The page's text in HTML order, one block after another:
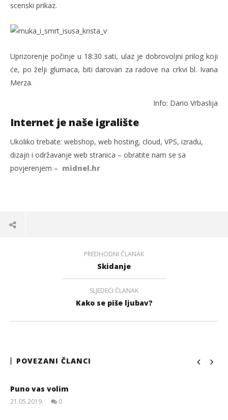
scenski prikaz.
Uprizorenje počinje u 18:30 sati, ulaz je dobrovoljni prilog koji
će, po želji glumaca, biti darovan za radove na crkvi bl. Ivana
Merza.
Info: Dario Vrbaslija
Internet je naše igralište
Ukoliko trebate: webshop, web hosting, cloud, VPS, izradu,
dizajn i održavanje web stranica – obratite nam se sa
povjerenjem – midnel.hr
PREDHODNI ČLANAK
Skidanje
SLJEDEĆI ČLANAK
Kako se piše ljubav?
POVEZANI ČLANCI
Puno vas volim
21.05.2019.
0